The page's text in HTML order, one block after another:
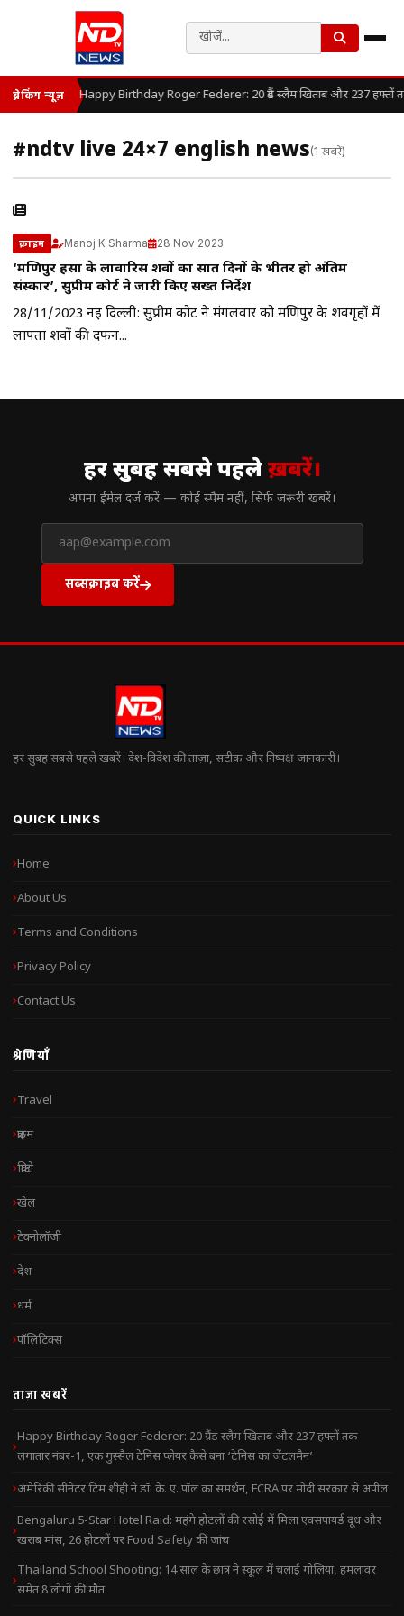
ब्रेकिंग न्यूज़ Happy Birthday Roger Federer: 20 ग्रैंड स्लैम खिताब और 237 हफ्तों
#ndtv live 24×7 english news(1 खबरें)
क्राइम Manoj K Sharma 28 Nov 2023
‘मणिपुर हिंसा के लावारिस शवों का सात दिनों के भीतर हो अंतिम
संस्कार’, सुप्रीम कोर्ट ने जारी किए सख्त निर्देश
28/11/2023 नई दिल्ली: सुप्रीम कोर्ट ने मंगलवार को मणिपुर के शवगृहों में
लापता शवों की दफन...
हर सुबह सबसे पहलेख़बरें।
अपना ईमेल दर्ज करें — कोई स्पैम नहीं, सिर्फ ज़रूरी खबरें।
सब्सक्राइब करें
हर सुबह सबसे पहले खबरें। देश-विदेश की ताज़ा, सटीक और निष्पक्ष जानकारी।
QUICK LINKS
Home
About Us
Terms and Conditions
Privacy Policy
Contact Us
श्रेणियाँ
Travel
क्राइम
क्रिप्टो
खेल
टेक्नोलॉजी
देश
धर्म
पॉलिटिक्स
ताज़ा खबरें
Happy Birthday Roger Federer: 20 ग्रैंड स्लैम खिताब और 237 हफ्तों तक
लगातार नंबर-1, एक गुस्सैल टेनिस प्लेयर कैसे बना ‘टेनिस का जेंटलमैन’
अमेरिकी सीनेटर टिम शीही ने डॉ. के. ए. पॉल का समर्थन, FCRA पर मोदी सरकार से अपील
Bengaluru 5-Star Hotel Raid: महंगे होटलों की रसोई में मिला एक्सपायर्ड दूध और
खराब मांस, 26 होटलों पर Food Safety की जांच
Thailand School Shooting: 14 साल के छात्र ने स्कूल में चलाई गोलियां, हमलावर
समेत 8 लोगों की मौत